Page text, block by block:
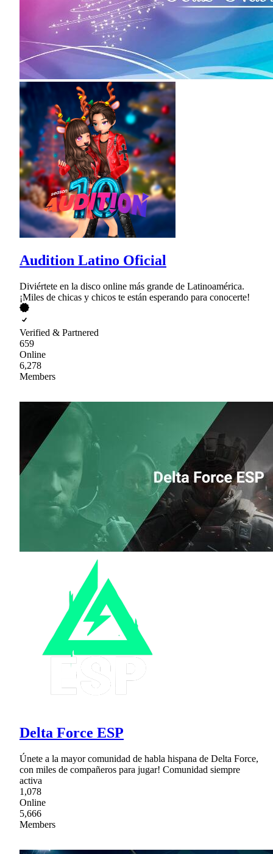
Audition Latino Oficial
Diviértete en la disco online más grande de Latinoamérica.
¡Miles de chicas y chicos te están esperando para conocerte!
Verified & Partnered
659
Online
6,278
Members
Delta Force ESP
Únete a la mayor comunidad de habla hispana de Delta Force,
con miles de compañeros para jugar! Comunidad siempre
activa
1,078
Online
5,666
Members